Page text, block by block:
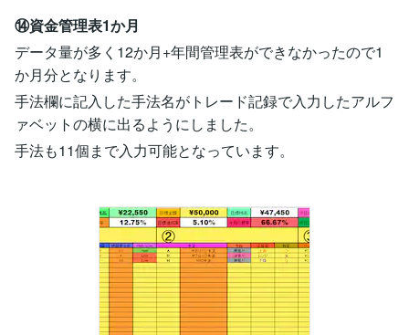
⑭資金管理表1か月
データ量が多く12か月+年間管理表ができなかったので1
か月分となります。
手法欄に記入した手法名がトレード記録で入力したアルフ
ァベットの横に出るようにしました。
手法も11個まで入力可能となっています。